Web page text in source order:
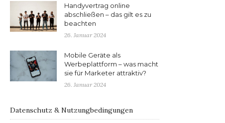
Handyvertrag online
abschließen – das gilt es zu
beachten
26. Januar 2024
Mobile Geräte als
Werbeplattform – was macht
sie für Marketer attraktiv?
26. Januar 2024
Datenschutz & Nutzungbedingungen